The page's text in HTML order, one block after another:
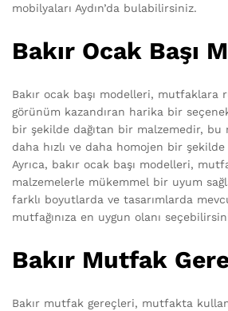
mobilyaları Aydın’da bulabilirsiniz.
Bakır Ocak Başı
Bakır ocak başı modelleri, mutfaklara
görünüm kazandıran harika bir
bir şekilde dağıtan bir malzemedir, bu
daha hızlı ve daha homojen bir
Ayrıca, bakır ocak başı modelleri,
malzemelerle mükemmel bir uyum
farklı boyutlarda ve tasarımlarda
mutfağınıza en uygun olanı
Bakır Mutfak
Bakır mutfak gereçleri, mutfakta